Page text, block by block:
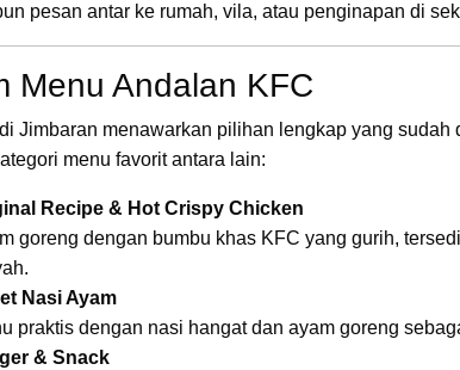
pesan antar ke rumah, vila, atau penginapan di
Menu Andalan KFC
Jimbaran menawarkan pilihan lengkap yang
menu favorit antara lain:
Recipe & Hot Crispy Chicken
goreng dengan bumbu khas KFC yang gurih,
Nasi Ayam
praktis dengan nasi hangat dan ayam goreng
& Snack